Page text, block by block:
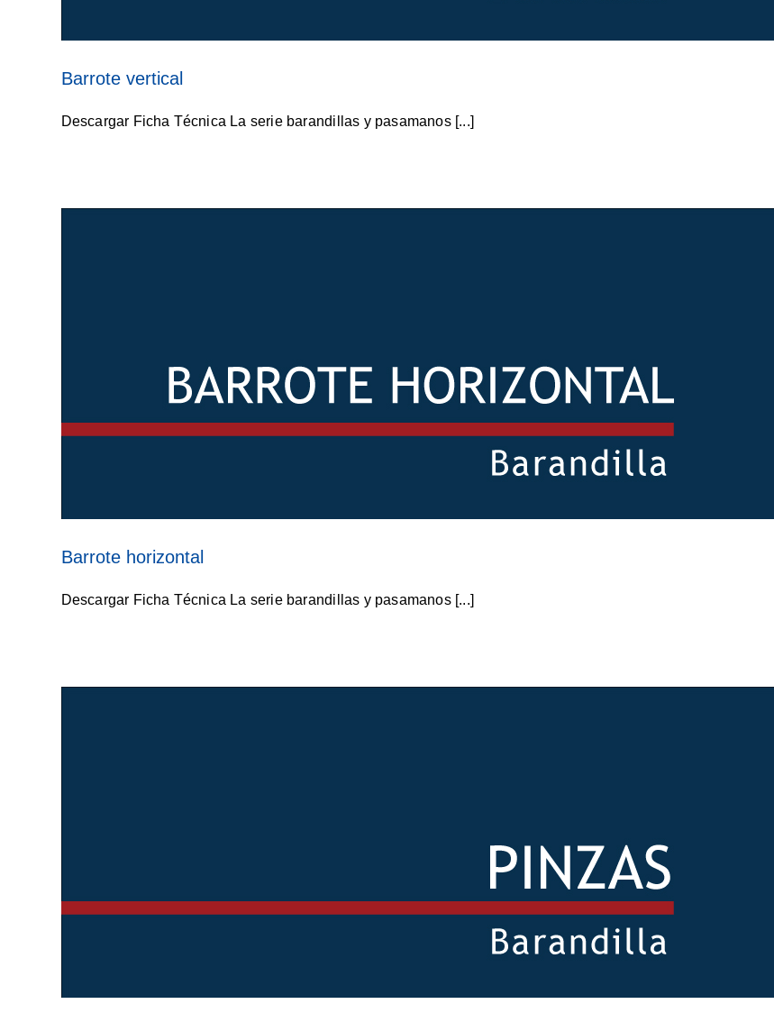
Barrote vertical
Descargar Ficha Técnica La serie barandillas y pasamanos [...]
Barrote horizontal
Descargar Ficha Técnica La serie barandillas y pasamanos [...]